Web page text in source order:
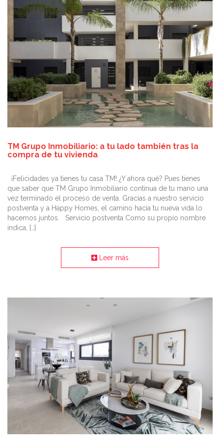
TM Grupo Inmobiliario: a tu lado también tras la
compra de tu vivienda
¡Felicidades ya tienes tu casa TM! ¿Y ahora qué? Pues tienes
que saber que TM Grupo Inmobiliario continua de tu mano una
vez terminado el proceso de venta. Gracias a nuestro servicio
postventa y a Happy Homes, el camino hacia tu nueva vida lo
hacemos juntos. Servicio postventa Como su propio nombre
indica, […]
Leer más